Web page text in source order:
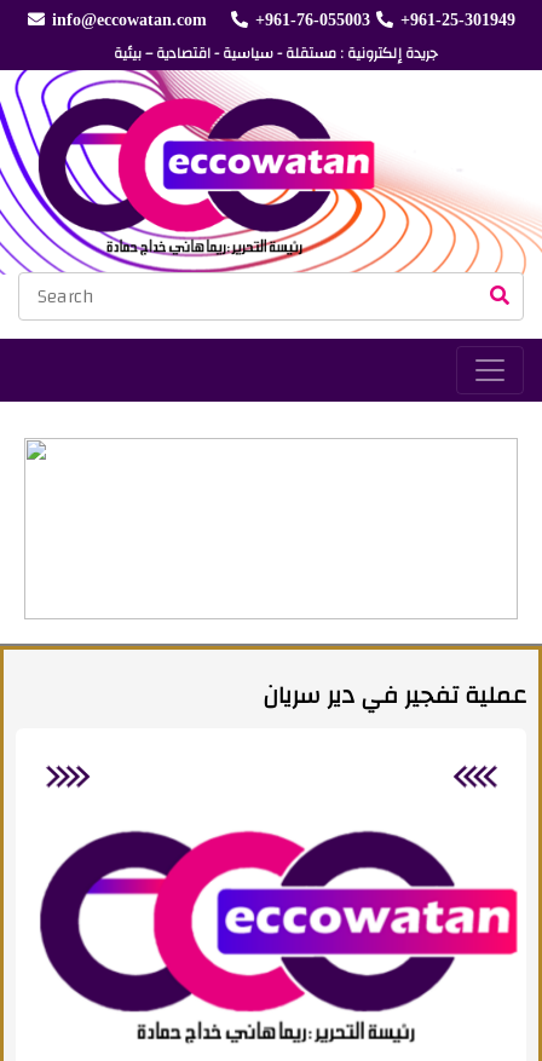
info@eccowatan.com +961-76-055003 +961-25-301949
جريدة إلكترونية : مستقلة - سياسية - اقتصادية – بيئية
عملية تفجير في دير سريان